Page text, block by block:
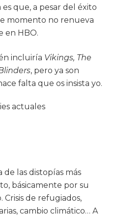
es que, a pesar del éxito
momento no renueva
en HBO.
incluiría Vikings, The
, pero ya son
falta que os insista yo.
de las distopías más
básicamente por su
Crisis de refugiados,
cambio climático… A